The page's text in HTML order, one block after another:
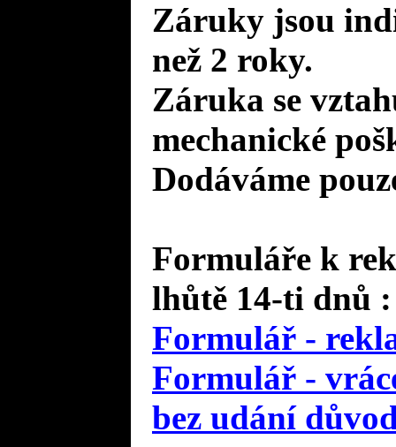
Záruky jsou
než 2 roky.
Záruka se
mechanické
Dodáváme
Formuláře k
lhůtě 14-ti dnů :
Formulář -
Formulář -
bez udání